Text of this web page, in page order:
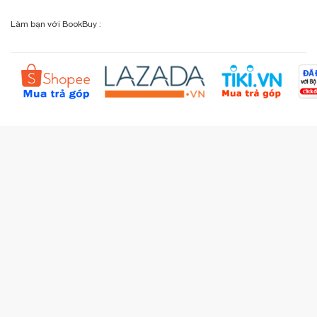
Sơ đồ đường đi
Câu hỏi thường gặp (FAQs)
Kiểm tra đơn hàng
Liên hệ BookBuy
Đặt hàng theo yêu cầu
Làm bạn với BookBuy :